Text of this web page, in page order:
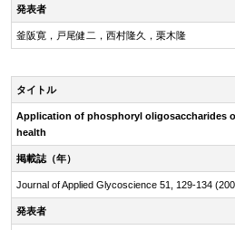
発表者
釜阪寛，戸尾健二，西村隆久，栗木隆
タイトル
Application of phosphoryl oligosaccharides
health
掲載誌（年）
Journal of Applied Glycoscience 51, 129-134
発表者